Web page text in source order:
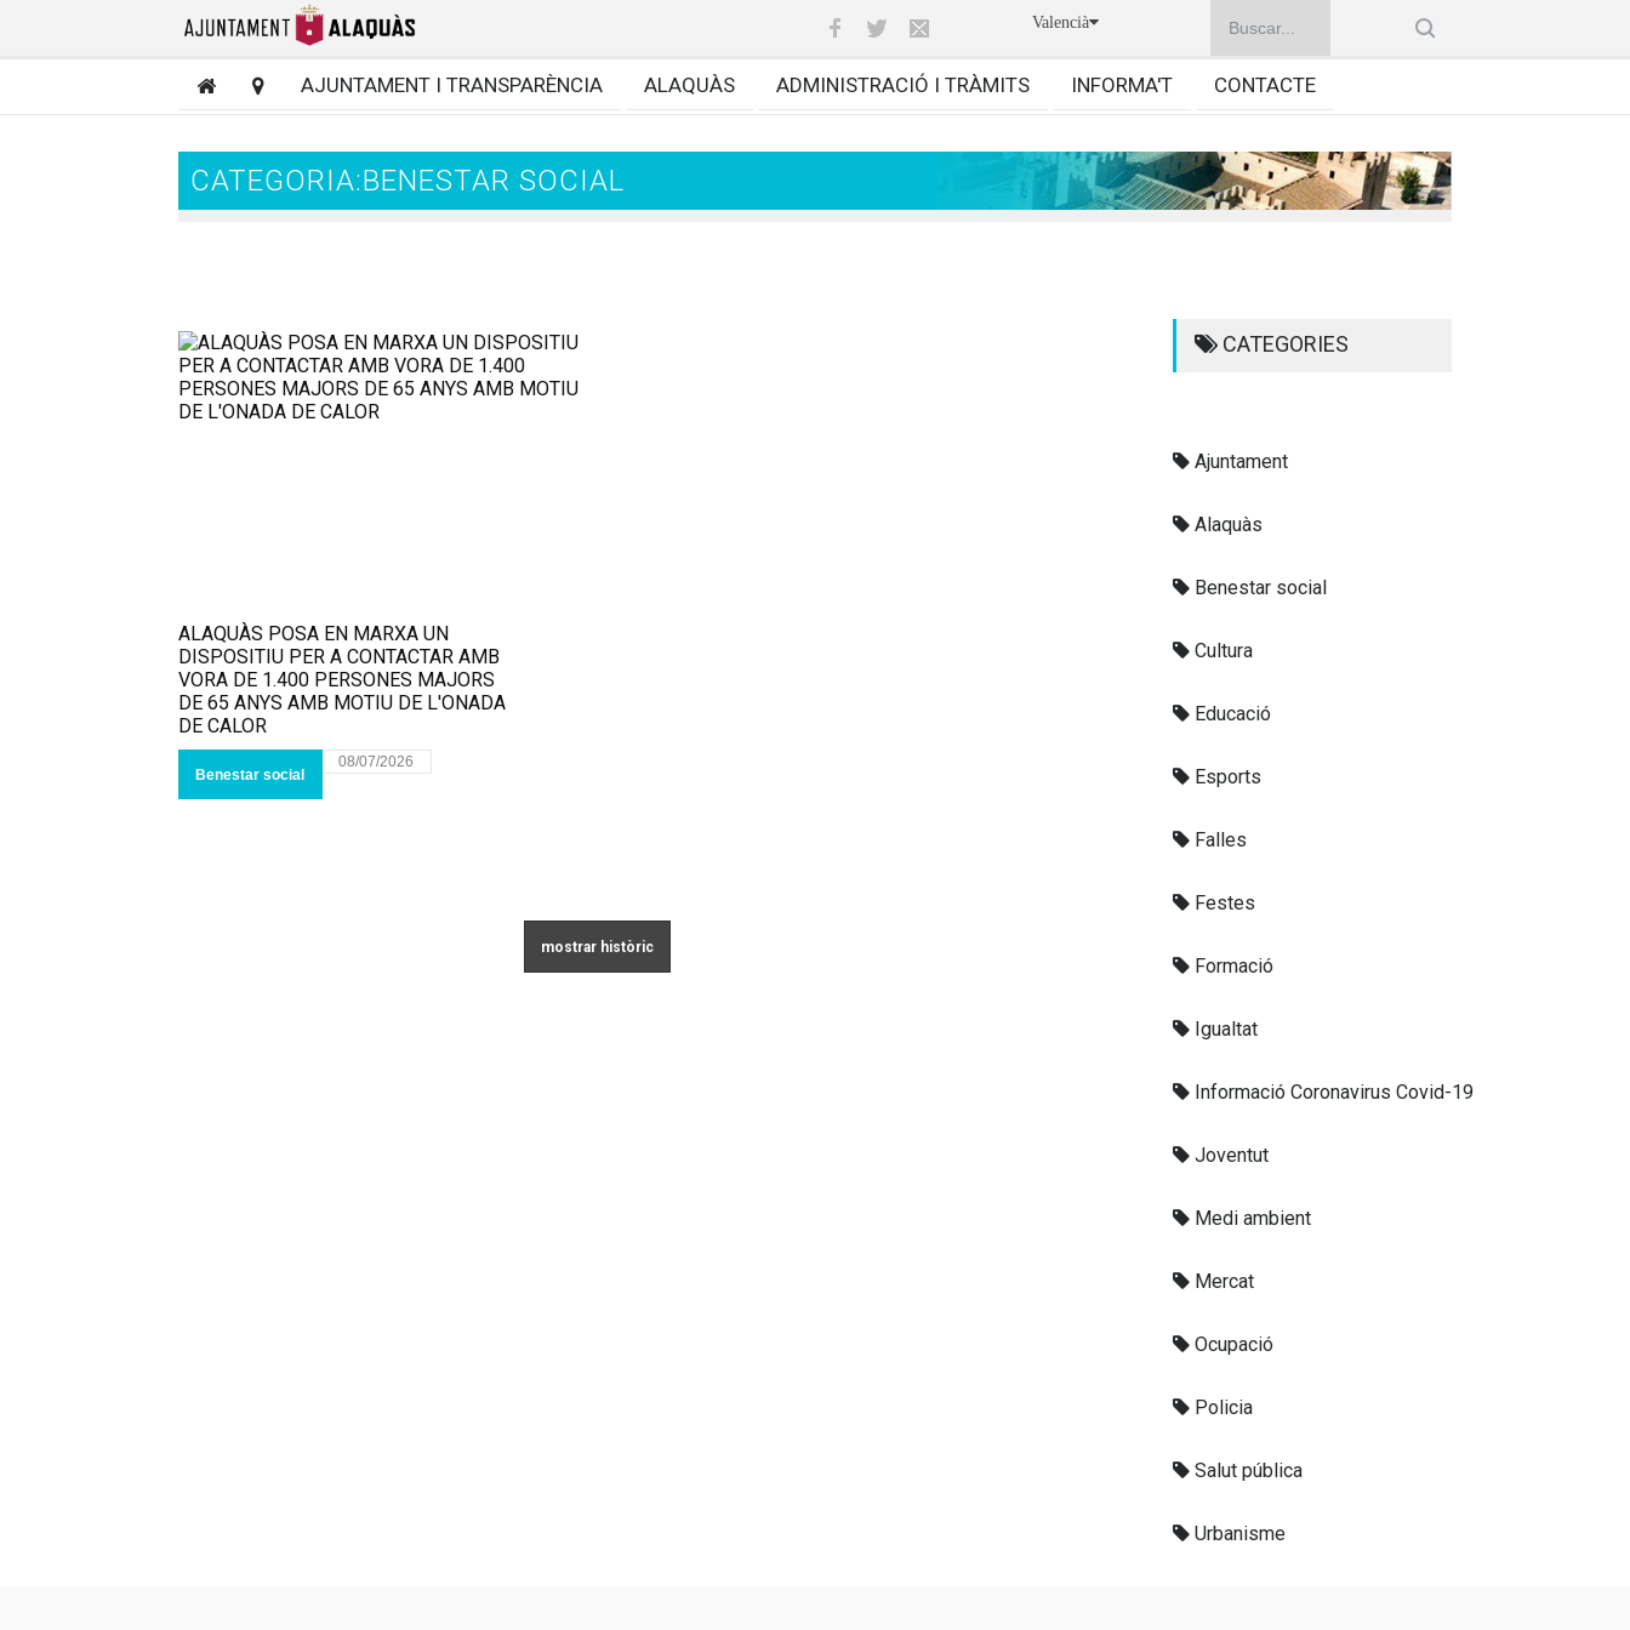
Valencià
AJUNTAMENT I TRANSPARÈNCIA ALAQUÀS ADMINISTRACIÓ I TRÀMITS INFORMA'T CONTACTE
CATEGORIA:BENESTAR SOCIAL
ALAQUÀS POSA EN MARXA UN
DISPOSITIU PER A CONTACTAR AMB
VORA DE 1.400 PERSONES MAJORS
DE 65 ANYS AMB MOTIU DE L'ONADA
DE CALOR
Benestar social
08/07/2026
CATEGORIES
Ajuntament
Alaquàs
Benestar social
Cultura
Educació
Esports
Falles
Festes
Formació
Igualtat
Informació Coronavirus Covid-19
Joventut
Medi ambient
Mercat
Ocupació
Policia
Salut pública
Urbanisme